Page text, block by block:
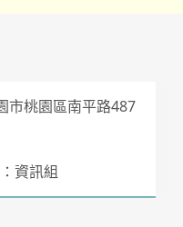
市桃園區南平路487
資訊組